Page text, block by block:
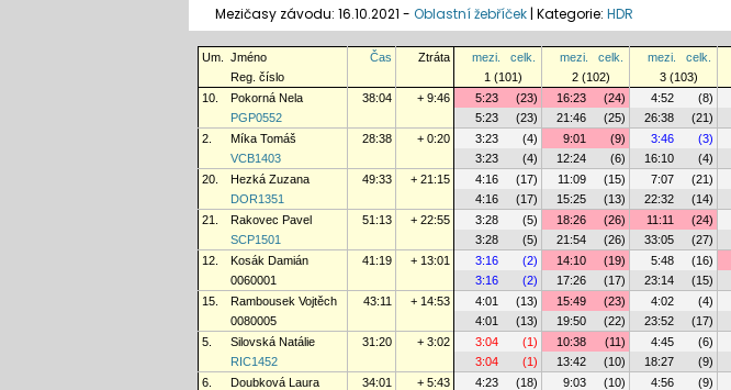
Mezičasy závodu: 16.10.2021 - Oblastní žebříček | Kategorie: HDR
Um. Jméno Čas Ztráta mezi. celk. mezi. celk. mezi. celk.
Reg. číslo
1 (101) 2 (102) 3 (103)
10.
Pokorná Nela 38:04 + 9:46 5:23 (23) 16:23 (24) 4:52 (8)
PGP0552
5:23 (23) 21:46 (25) 26:38 (21)
2.
Míka Tomáš 28:38 + 0:20 3:23 (4) 9:01 (9) 3:46 (3)
VCB1403
3:23 (4) 12:24 (6) 16:10 (4)
20.
Hezká Zuzana 49:33 + 21:15 4:16 (17) 11:09 (15) 7:07 (21)
DOR1351
4:16 (17) 15:25 (13) 22:32 (14)
21.
Rakovec Pavel 51:13 + 22:55 3:28 (5) 18:26 (26) 11:11 (24)
SCP1501
3:28 (5) 21:54 (26) 33:05 (27)
12.
Kosák Damián 41:19 + 13:01 3:16 (2) 14:10 (19) 5:48 (16)
0060001
3:16 (2) 17:26 (17) 23:14 (15)
15.
Rambousek Vojtěch 43:11 + 14:53 4:01 (13) 15:49 (23) 4:02 (4)
0080005
4:01 (13) 19:50 (22) 23:52 (17)
5.
Silovská Natálie 31:20 + 3:02 3:04 (1) 10:38 (11) 4:45 (6)
RIC1452
3:04 (1) 13:42 (10) 18:27 (9)
6.
Doubková Laura 34:01 + 5:43 4:23 (18) 9:03 (10) 4:56 (9)